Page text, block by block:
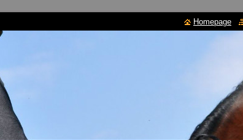
Homepage